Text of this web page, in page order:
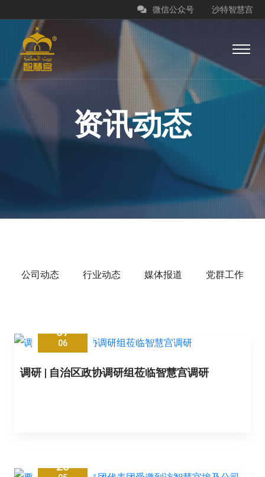
沙特智慧宫
微信公众号
资讯动态
公司动态 行业动态 媒体报道 党群工作
07
06
调研 | 自治区政协调研组莅临智慧宫调研
25